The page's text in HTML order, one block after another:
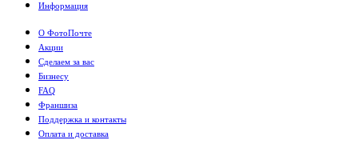
Информация
О ФотоПочте
Акции
Сделаем за вас
Бизнесу
FAQ
Франшиза
Поддержка и контакты
Оплата и доставка